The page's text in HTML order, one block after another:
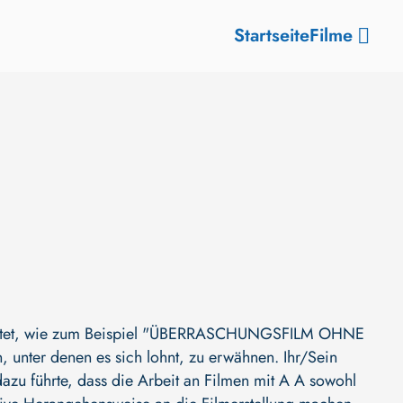
StartseiteFilme
wie zum Beispiel "ÜBERRASCHUNGSFILM OHNE
unter denen es sich lohnt, zu erwähnen. Ihr/Sein
führte, dass die Arbeit an Filmen mit A A sowohl